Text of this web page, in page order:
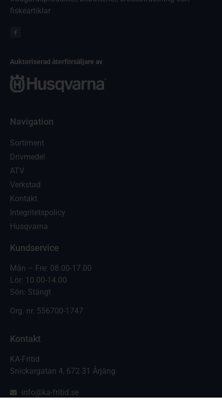
fiskeartiklar
Auktoriserad återförsäljare av
Navigation
Sortiment
Drivmedel
ATV
Verkstad
Kontakt
Integritetspolicy
Husqvarna
Kundservice
Mån – Fre: 08.00-17.00
Lör: 10.00-14.00
Sön: Stängt
Org. nr. 556700-1747
Kontakt
KA-Fritid
Snickargatan 4, 672 31 Årjäng
info@ka-fritid.se